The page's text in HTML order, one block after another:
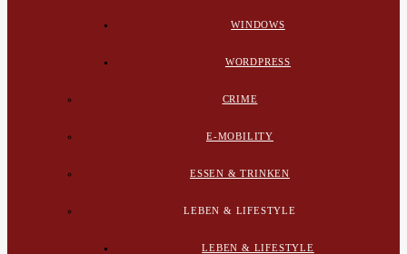
WINDOWS
WORDPRESS
CRIME
E-MOBILITY
ESSEN & TRINKEN
LEBEN & LIFESTYLE
LEBEN & LIFESTYLE